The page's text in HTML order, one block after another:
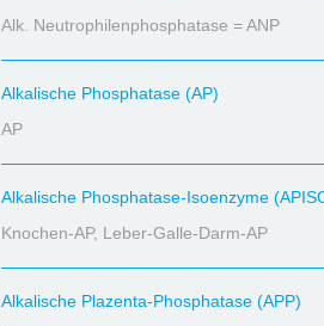
Alk. Neutrophilenphosphatase = ANP
Alkalische Phosphatase (AP)
AP
Alkalische Phosphatase-Isoenzyme
Knochen-AP, Leber-Galle-Darm-AP
Alkalische Plazenta-Phosphatase (APP)